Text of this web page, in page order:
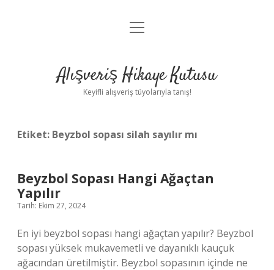
Anasayfa
Yasal Uyarı
menüyü
Alışveriş Hikaye Kutusu
Keyifli alışveriş tüyolarıyla tanış!
Etiket: Beyzbol sopası silah sayılır mı
Beyzbol Sopası Hangi Ağaçtan
Yapılır
Tarih: Ekim 27, 2024
En iyi beyzbol sopası hangi ağaçtan yapılır? Beyzbol
sopası yüksek mukavemetli ve dayanıklı kauçuk
ağacından üretilmiştir. Beyzbol sopasının içinde ne